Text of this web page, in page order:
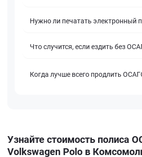
Нужно ли печатать электронный
Что случится, если ездить без
Когда лучше всего продлить
Узнайте стоимость полиса
Volkswagen Polo в